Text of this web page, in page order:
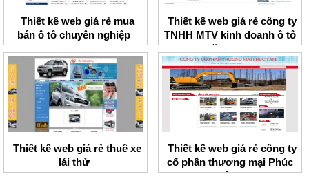
Thiết kế web giá rẻ mua
bán ô tô chuyên nghiệp
Thiết kế web giá rẻ công ty
TNHH MTV kinh doanh ô tô
Thăng Long
Thiết kế web giá rẻ thuê xe
lái thử
Thiết kế web giá rẻ công ty
cổ phần thương mại Phúc
Tâm